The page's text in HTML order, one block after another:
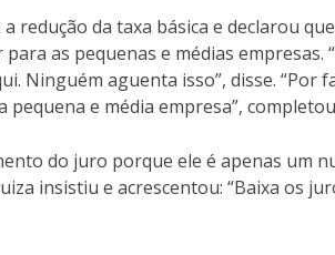
redução da taxa básica e declarou
as pequenas e médias empresas.
Ninguém aguenta isso”, disse. “Por
e média empresa”,
do juro porque ele é apenas um
insistiu e acrescentou: “Baixa os